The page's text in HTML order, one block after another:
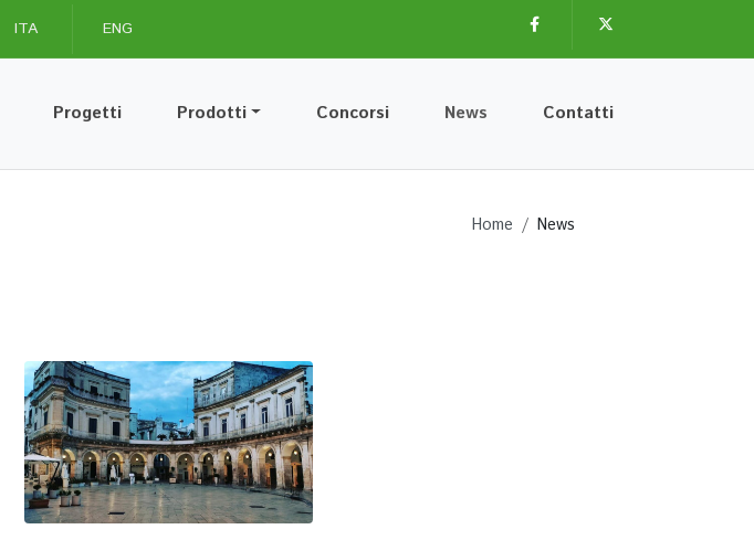
ITA ENG Facebook
Progetti Prodotti Concorsi News Contatti
Home News